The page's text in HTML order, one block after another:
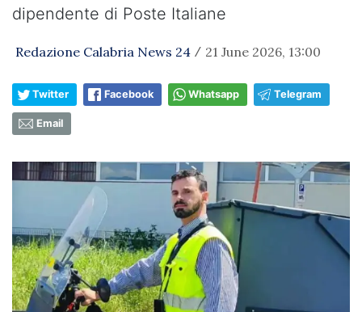
dipendente di Poste Italiane
Redazione Calabria News 24 / 21 June 2026, 13:00
Twitter Facebook Whatsapp Telegram
Email